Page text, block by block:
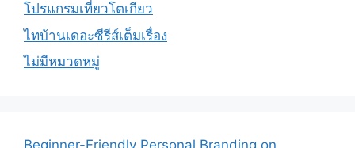
โปรแกรมเที่ยวโตเกียว
ไทบ้านเดอะซีรีส์เต็มเรื่อง
ไม่มีหมวดหมู่
Beginner-Friendly Personal Branding on